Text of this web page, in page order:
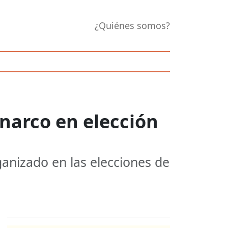
¿Quiénes somos?
en elección
en las elecciones de